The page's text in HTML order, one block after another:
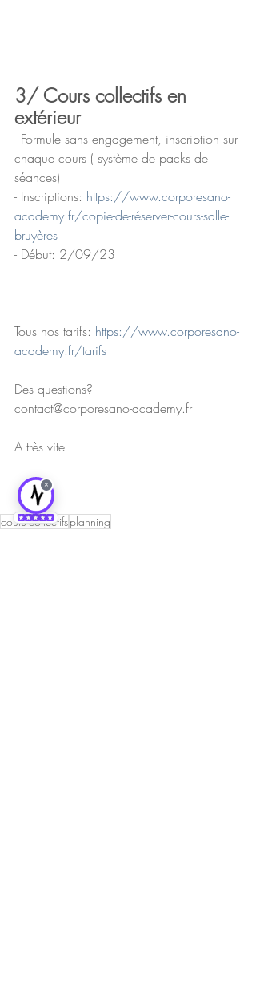
3/ Cours collectifs en
extérieur
- Formule sans engagement, inscription sur
chaque cours ( système de packs de
séances)
- Inscriptions: https://www.corporesano-
academy.fr/copie-de-réserver-cours-salle-
bruyères
- Début: 2/09/23
Tous nos tarifs: https://www.corporesano-
academy.fr/tarifs
Des questions?
contact@corporesano-academy.fr
A très vite
cours collectifsplanning
Les cours collectifs
×